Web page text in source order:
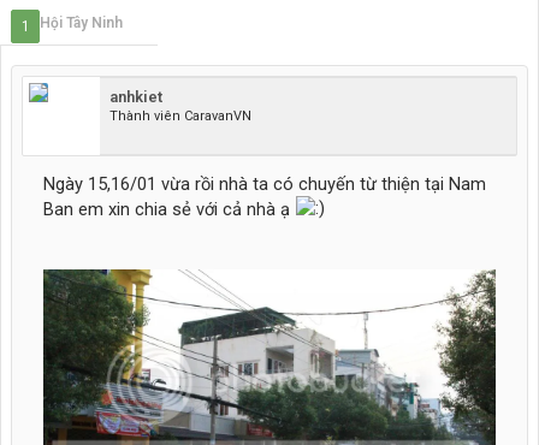
Chi Hội Tây Ninh
1 2 Tiếp >
anhkiet
Thành viên CaravanVN
Ngày 15,16/01 vừa rồi nhà ta có chuyến từ thiện tại Nam
Ban em xin chia sẻ với cả nhà ạ